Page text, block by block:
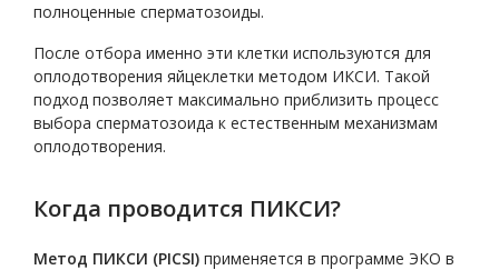
полноценные сперматозоиды.
После отбора именно эти клетки используются для
оплодотворения яйцеклетки методом ИКСИ. Такой
подход позволяет максимально приблизить процесс
выбора сперматозоида к естественным механизмам
оплодотворения.
Когда проводится ПИКСИ?
Метод ПИКСИ (PICSI) применяется в программе ЭКО в